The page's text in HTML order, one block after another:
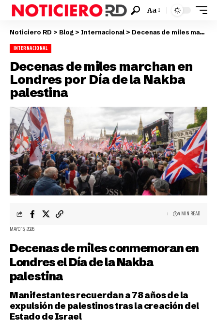
Aa
Noticiero RD > Blog > Internacional > Decenas de miles marchan en Londres por Día de la Nakba palestina
INTERNACIONAL
Decenas de miles marchan en
Londres por Día de la Nakba
palestina
MAYO 16, 2026
4 MIN READ
Decenas de miles conmemoran en
Londres el Día de la Nakba
palestina
Manifestantes recuerdan a 78 años de la
expulsión de palestinos tras la creación del
Estado de Israel